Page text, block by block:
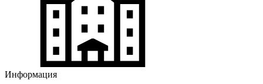
Информация